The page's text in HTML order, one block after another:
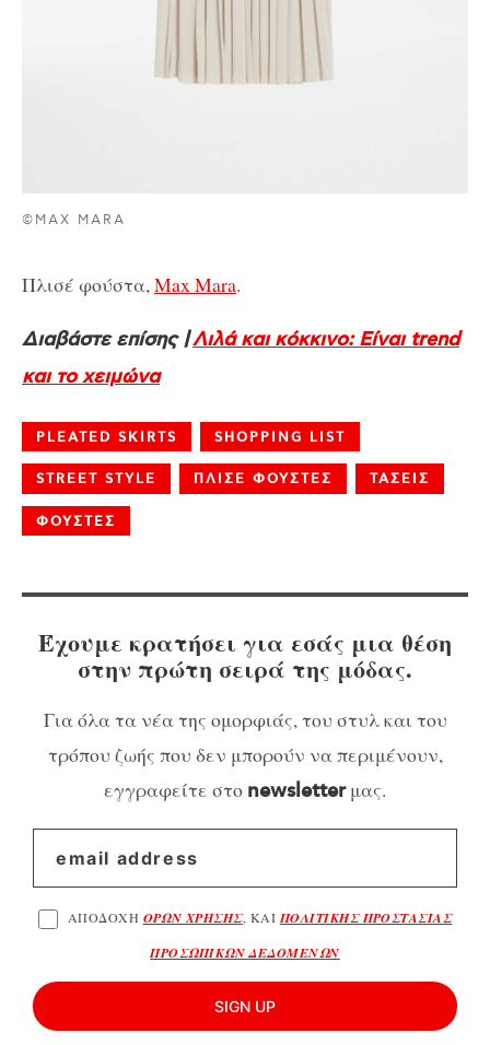
©MAX MARA
Πλισέ φούστα, Max Mara.
Διαβάστε επίσης |Λιλά και κόκκινο: Είναι trend
και το χειμώνα
PLEATED SKIRTS SHOPPING LIST
STREET STYLE ΠΛΙΣΕ ΦΟΥΣΤΕΣ ΤΑΣΕΙΣ
ΦΟΥΣΤΕΣ
Έχουμε κρατήσει για εσάς μια θέση
στην πρώτη σειρά της μόδας.
Για όλα τα νέα της ομορφιάς, του στυλ και του
τρόπου ζωής που δεν μπορούν να περιμένουν,
εγγραφείτε στο newsletterμας.
ΑΠΟΔΟΧΗ ΟΡΩΝ ΧΡΗΣΗΣ, ΚΑΙΠΟΛΙΤΙΚΗΣ ΠΡΟΣΤΑΣΙΑΣ
ΠΡΟΣΩΠΙΚΩΝ ΔΕΔΟΜΕΝΩΝ
SIGN UP